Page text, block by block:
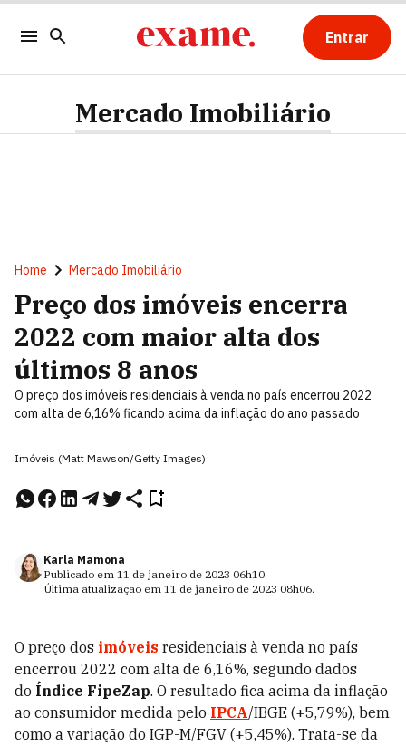
Entrar
Mercado Imobiliário
Home Mercado Imobiliário
Preço dos imóveis encerra
2022 com maior alta dos
últimos 8 anos
O preço dos imóveis residenciais à venda no país encerrou 2022
com alta de 6,16% ficando acima da inflação do ano passado
Imóveis (Matt Mawson/Getty Images)
Karla Mamona
Publicado em 11 de janeiro de 2023 06h10.
Última atualização em 11 de janeiro de 2023 08h06.
O preço dos imóveis residenciais à venda no país
encerrou 2022 com alta de 6,16%, segundo dados
do Índice FipeZap. O resultado fica acima da inflação
ao consumidor medida pelo IPCA/IBGE (+5,79%), bem
como a variação do IGP-M/FGV (+5,45%). Trata-se da